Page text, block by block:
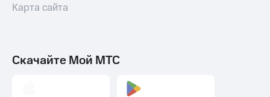
Карта сайта
Скачайте Мой МТС